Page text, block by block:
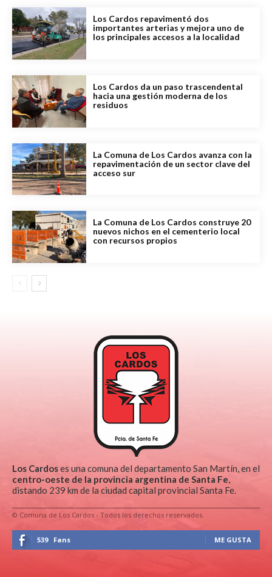
Los Cardos repavimentó dos
importantes arterias y mejora uno de
los principales accesos a la localidad
Los Cardos da un paso trascendental
hacia una gestión moderna de los
residuos
La Comuna de Los Cardos avanza con la
repavimentación de un sector clave del
acceso sur
La Comuna de Los Cardos construye 20
nuevos nichos en el cementerio local
con recursos propios
Los Cardoses una comuna del departamento San Martín, en el
centro-oeste de la provincia argentina de Santa Fe,
distando 239 km de la ciudad capital provincial Santa Fe.
© Comuna de Los Cardos - Todos los derechos reservados.
539 Fans ME GUSTA